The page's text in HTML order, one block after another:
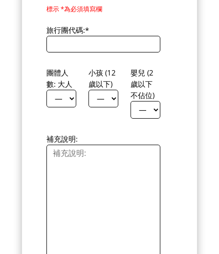
標示 *為必須填寫欄
旅行團代碼:*
團體人
數: 大人
小孩 (12
歲以下)
嬰兒 (2
歲以下
不佔位)
補充說明: